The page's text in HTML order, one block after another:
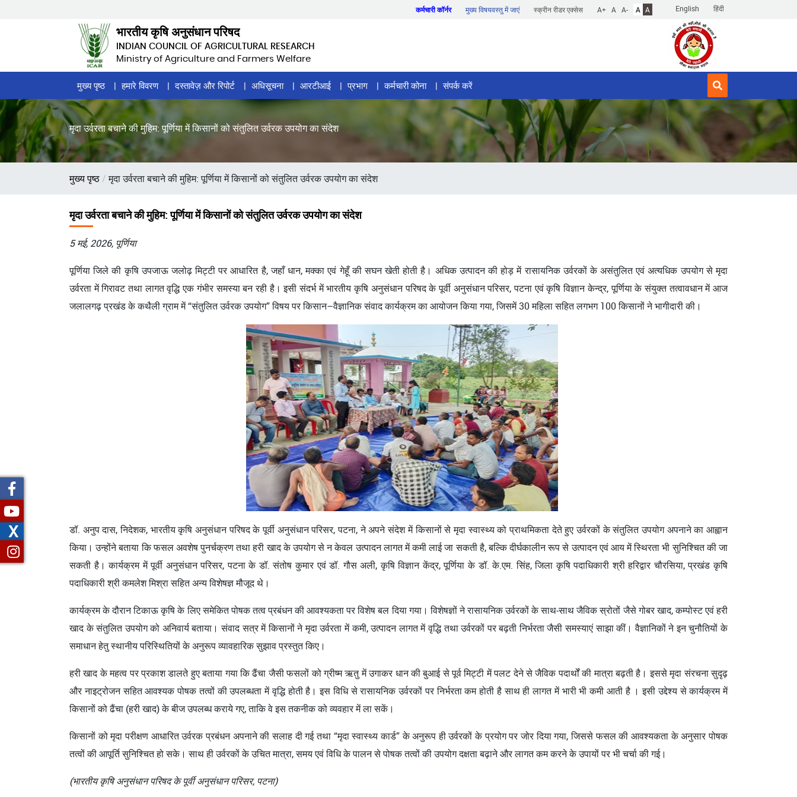
English हिंदी
कर्मचारी कॉर्नर मुख्य विषयवस्तु में जाएं स्क्रीन रीडर एक्सेस A+ A A- A A
भारतीय कृषि अनुसंधान परिषद
INDIAN COUNCIL OF AGRICULTURAL RESEARCH
Ministry of Agriculture and Farmers Welfare
Home
Page
Menu
मुख्य पृष्ठ हमारे विवरण दस्तावेज़ और रिपोर्ट अधिसूचना आरटीआई प्रभाग कर्मचारी कोना संपर्क करें
मृदा उर्वरता बचाने की मुहिम: पूर्णिया में किसानों को संतुलित उर्वरक उपयोग का संदेश
पग
मुख्य पृष्ठ मृदा उर्वरता बचाने की मुहिम: पूर्णिया में किसानों को संतुलित उर्वरक उपयोग का संदेश
मृदा उर्वरता बचाने की मुहिम: पूर्णिया में किसानों को संतुलित उर्वरक उपयोग का संदेश
5 मई, 2026, पूर्णिया
पूर्णिया जिले की कृषि उपजाऊ जलोढ़ मिट्टी पर आधारित है, जहाँ धान, मक्का एवं गेहूँ की सघन खेती होती है। अधिक उत्पादन की होड़ में रासायनिक उर्वरकों के असंतुलित एवं अत्यधिक उपयोग से मृदा
उर्वरता में गिरावट तथा लागत वृद्धि एक गंभीर समस्या बन रही है। इसी संदर्भ में भारतीय कृषि अनुसंधान परिषद के पूर्वी अनुसंधान परिसर, पटना एवं कृषि विज्ञान केन्द्र, पूर्णिया के संयुक्त तत्वावधान में आज
जलालगढ़ प्रखंड के कथैली ग्राम में “संतुलित उर्वरक उपयोग” विषय पर किसान–वैज्ञानिक संवाद कार्यक्रम का आयोजन किया गया, जिसमें 30 महिला सहित लगभग 100 किसानों ने भागीदारी की।
डॉ. अनुप दास, निदेशक, भारतीय कृषि अनुसंधान परिषद के पूर्वी अनुसंधान परिसर, पटना, ने अपने संदेश में किसानों से मृदा स्वास्थ्य को प्राथमिकता देते हुए उर्वरकों के संतुलित उपयोग अपनाने का आह्वान
किया। उन्होंने बताया कि फसल अवशेष पुनर्चक्रण तथा हरी खाद के उपयोग से न केवल उत्पादन लागत में कमी लाई जा सकती है, बल्कि दीर्घकालीन रूप से उत्पादन एवं आय में स्थिरता भी सुनिश्चित की जा
सकती है। कार्यक्रम में पूर्वी अनुसंधान परिसर, पटना के डॉ. संतोष कुमार एवं डॉ. गौस अली, कृषि विज्ञान केंद्र, पूर्णिया के डॉ. के.एम. सिंह, जिला कृषि पदाधिकारी श्री हरिद्वार चौरसिया, प्रखंड कृषि
पदाधिकारी श्री कमलेश मिश्रा सहित अन्य विशेषज्ञ मौजूद थे।
कार्यक्रम के दौरान टिकाऊ कृषि के लिए समेकित पोषक तत्व प्रबंधन की आवश्यकता पर विशेष बल दिया गया। विशेषज्ञों ने रासायनिक उर्वरकों के साथ-साथ जैविक स्रोतों जैसे गोबर खाद, कम्पोस्ट एवं हरी
खाद के संतुलित उपयोग को अनिवार्य बताया। संवाद सत्र में किसानों ने मृदा उर्वरता में कमी, उत्पादन लागत में वृद्धि तथा उर्वरकों पर बढ़ती निर्भरता जैसी समस्याएं साझा कीं। वैज्ञानिकों ने इन चुनौतियों के
समाधान हेतु स्थानीय परिस्थितियों के अनुरूप व्यावहारिक सुझाव प्रस्तुत किए।
हरी खाद के महत्व पर प्रकाश डालते हुए बताया गया कि ढैंचा जैसी फसलों को ग्रीष्म ऋतु में उगाकर धान की बुआई से पूर्व मिट्टी में पलट देने से जैविक पदार्थों की मात्रा बढ़ती है। इससे मृदा संरचना सुदृढ़
और नाइट्रोजन सहित आवश्यक पोषक तत्वों की उपलब्धता में वृद्धि होती है। इस विधि से रासायनिक उर्वरकों पर निर्भरता कम होती है साथ ही लागत में भारी भी कमी आती है । इसी उद्देश्य से कार्यक्रम में
किसानों को ढैंचा (हरी खाद) के बीज उपलब्ध कराये गए, ताकि वे इस तकनीक को व्यवहार में ला सकें।
किसानों को मृदा परीक्षण आधारित उर्वरक प्रबंधन अपनाने की सलाह दी गई तथा “मृदा स्वास्थ्य कार्ड” के अनुरूप ही उर्वरकों के प्रयोग पर जोर दिया गया, जिससे फसल की आवश्यकता के अनुसार पोषक
तत्वों की आपूर्ति सुनिश्चित हो सके। साथ ही उर्वरकों के उचित मात्रा, समय एवं विधि के पालन से पोषक तत्वों की उपयोग दक्षता बढ़ाने और लागत कम करने के उपायों पर भी चर्चा की गई।
(भारतीय कृषि अनुसंधान परिषद के पूर्वी अनुसंधान परिसर, पटना)
X